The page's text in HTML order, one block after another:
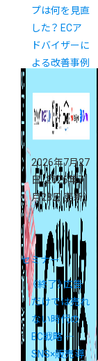
プは何を見直
した？ ECア
ドバイザーに
よる改善事例
2026年7月27
日（2026年7
月28日 更新）
セミナー
《終了》広告
だけでは売れ
ない時代の
EC戦略 ―
SNS×販売導